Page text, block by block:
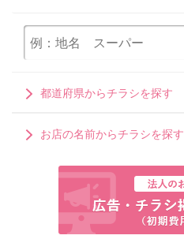
都道府県からチラシを探す
お店の名前からチラシを探す